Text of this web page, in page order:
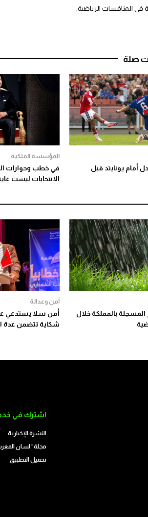
في المنافسات الرياضية.
صلة
أمام يونايتد قبل
المؤسسة الملكية
في خطب وحوارات
الانتخابات ليست
بالمملكة خلال
أمن وعدالة
أمن سلا يستدعي
شكاية تتضمن عدة
اشترك في
النشرة الإخبارية
مجلة “لسان
تحميل التطبيق